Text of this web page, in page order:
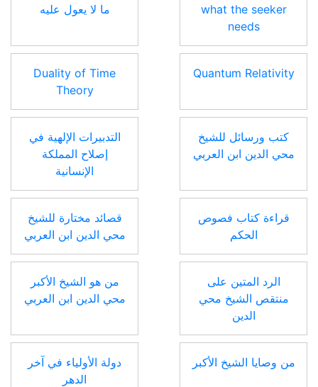
what the seeker
needs
ما لا يعول عليه
Quantum Relativity
Duality of Time
Theory
كتب ورسائل للشيخ
محي الدين ابن العربي
التدبيرات الإلهية في
إصلاح المملكة
الإنسانية
قراءة كتاب فصوص
الحكم
قصائد مختارة للشيخ
محي الدين ابن العربي
الرد المتين على
منتقص الشيخ محي
الدين
من هو الشيخ الأكبر
محي الدين ابن العربي
من وصايا الشيخ الأكبر
دولة الأولياء في آخر
الدهر